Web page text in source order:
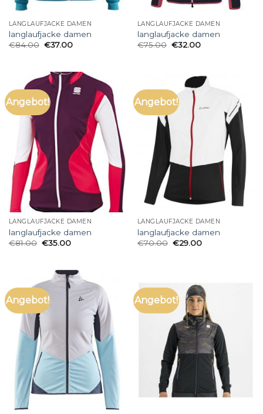
LANGLAUFJACKE DAMEN
langlaufjacke damen
€84.00 €37.00
LANGLAUFJACKE DAMEN
langlaufjacke damen
€75.00 €32.00
Angebot!
LANGLAUFJACKE DAMEN
langlaufjacke damen
€81.00 €35.00
Angebot!
LANGLAUFJACKE DAMEN
langlaufjacke damen
€70.00 €29.00
Angebot! Angebot!